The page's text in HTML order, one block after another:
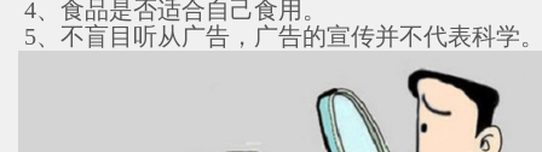
4、食品是否适合自己食用。
5、不盲目听从广告，广告的宣传并不代表科学